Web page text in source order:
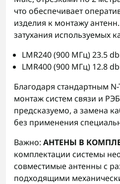
что обеспечивает
изделия к монтажу
затухания используемых
LMR240 (900 МГц) 23.5
LMR400 (900 МГц) 12.8
Благодаря стандартным
монтаж систем связи и
предсказуемо, а замена
без применения
Важно: АНТЕНЫ В
комплектации системы
совместимые антенны с
подходящими